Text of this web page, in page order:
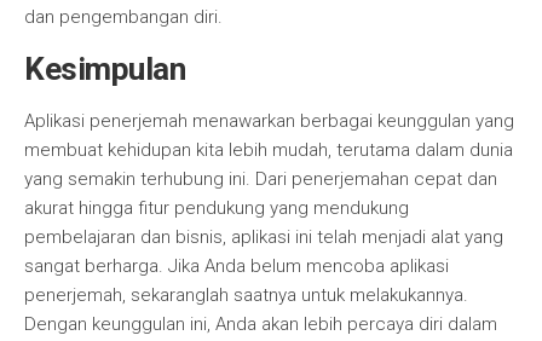
dan pengembangan diri.
Kesimpulan
Aplikasi penerjemah menawarkan berbagai keunggulan yang
membuat kehidupan kita lebih mudah, terutama dalam dunia
yang semakin terhubung ini. Dari penerjemahan cepat dan
akurat hingga fitur pendukung yang mendukung
pembelajaran dan bisnis, aplikasi ini telah menjadi alat yang
sangat berharga. Jika Anda belum mencoba aplikasi
penerjemah, sekaranglah saatnya untuk melakukannya.
Dengan keunggulan ini, Anda akan lebih percaya diri dalam